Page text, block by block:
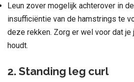
Leun zover mogelijk achterover in
insufficiëntie van de hamstrings te
deze rekken. Zorg er wel voor dat
houdt.
2. Standing leg curl